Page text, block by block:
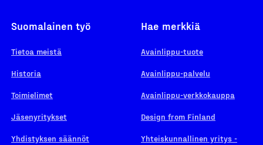
Suomalainen työ
Tietoa meistä
Historia
Toimielimet
Jäsenyritykset
Yhdistyksen säännöt
Hae merkkiä
Avainlippu-tuote
Avainlippu-palvelu
Avainlippu-verkkokauppa
Design from Finland
Yhteiskunnallinen yritys -